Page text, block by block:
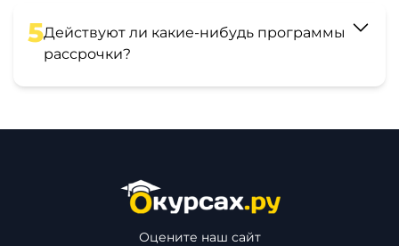
5Действуют ли какие-нибудь программы
рассрочки?
Оцените наш сайт